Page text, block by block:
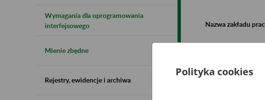
Wymagania dla oprogramowania
interfejsowego
Mienie zbędne
Rejestry, ewidencje i archiwa
Nazwa zakładu
Wszystkie uwagi
Polityka cookies